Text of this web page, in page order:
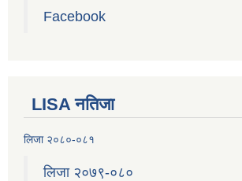
Facebook
LISA नतिजा
लिजा २०८०-०८१
लिजा २०७९-०८०